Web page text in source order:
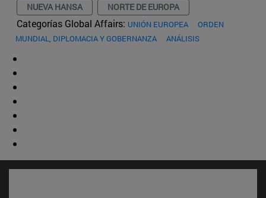
NUEVA HANSA
NORTE DE EUROPA
Categorías Global Affairs: UNIÓN EUROPEA
ORDEN
MUNDIAL, DIPLOMACIA Y GOBERNANZA
ANÁLISIS